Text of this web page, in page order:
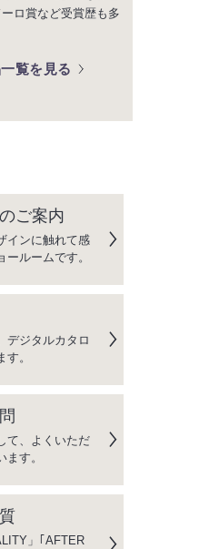
ロ賞など受賞歴も多
覧を見る
ご案内
インに触れて感
ールームです。
デジタルカタロ
。
て、よくいただ
ます。
」｢AFTER